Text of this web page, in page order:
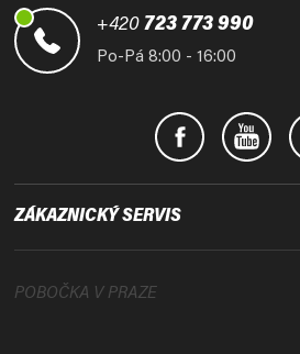
+420 723 773 990
Po-Pá 8:00 - 16:00
ZÁKAZNICKÝ SERVIS
POBOČKA V PRAZE